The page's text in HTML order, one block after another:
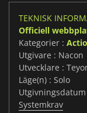
TEKNISK
Officiell
Kategorier :
Utgivare : Nacon
Utvecklare :
Läge(n) : Solo
Systemkrav